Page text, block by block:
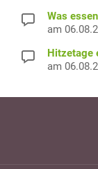
Was
am
Hitzetage
am